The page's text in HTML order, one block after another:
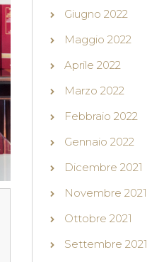
Giugno 2022
Maggio 2022
Aprile 2022
Marzo 2022
Febbraio 2022
Gennaio 2022
Dicembre 2021
Novembre 2021
Ottobre 2021
Settembre 2021